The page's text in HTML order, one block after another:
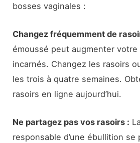
bosses vaginales :
Changez fréquemment de
émoussé peut augmenter
incarnés. Changez les rasoirs
les trois à quatre semaines.
rasoirs en ligne aujourd’hui.
Ne partagez pas vos rasoirs :
responsable d’une ébullition se